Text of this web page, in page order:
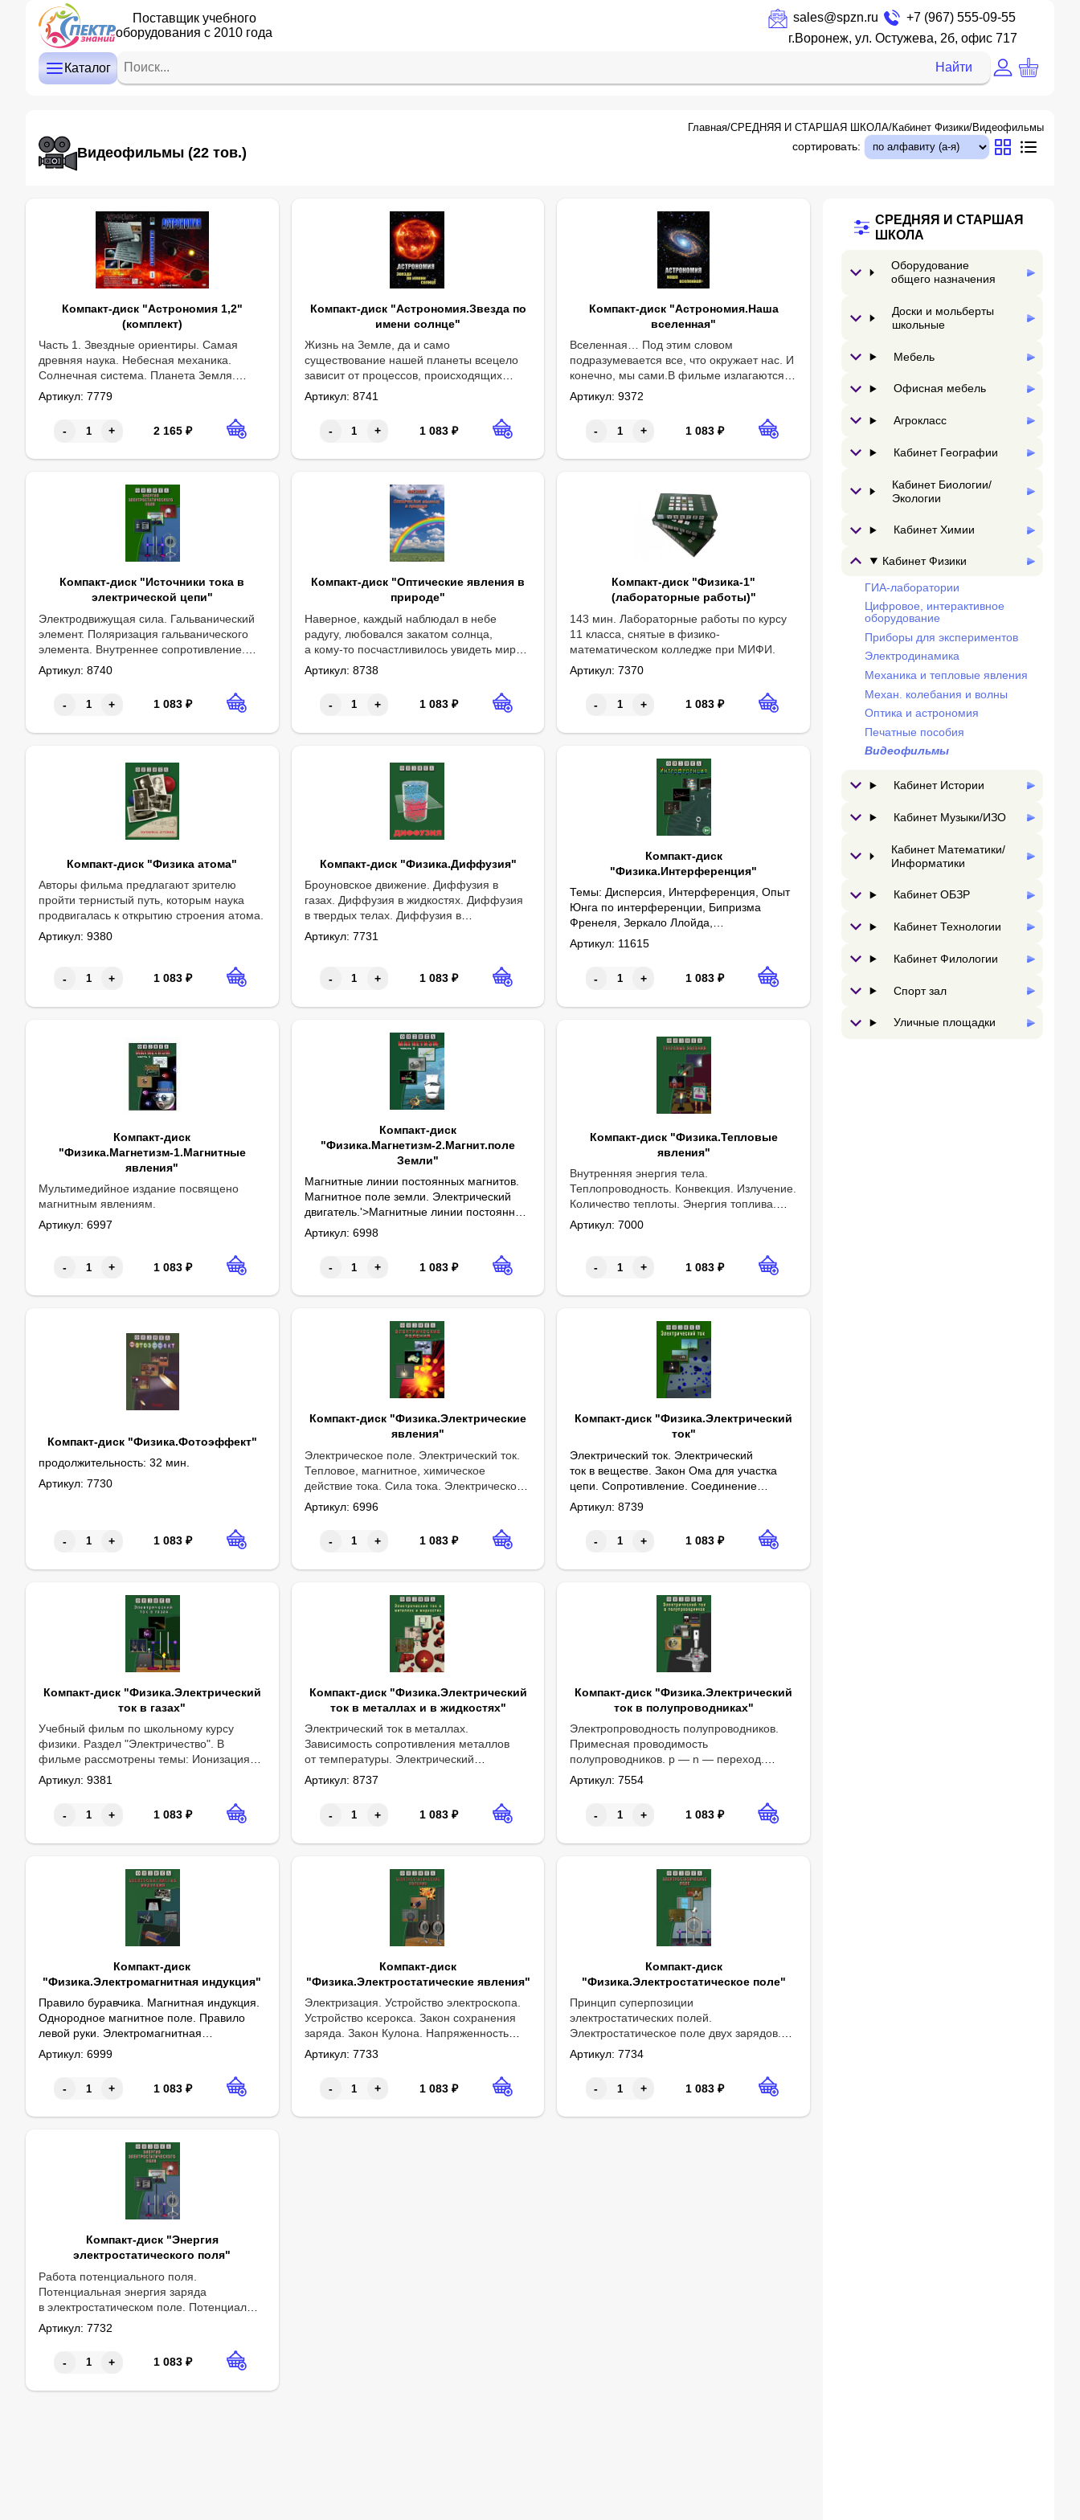
Поставщик учебного
оборудования с 2010 года
sales@spzn.ru
+7 (967) 555-09-55
г.Воронеж, ул. Остужева, 2б, офис 717
Каталог
ДЕТСКИЙ САД
НАЧАЛЬНАЯ ШКОЛА
КАБИНЕТ ЛОГОПЕДА/ПСИХОЛОГА
ПРОЕКТОРЫ, ЭКРАНЫ
ОПТИКА
Найти
Главная/СРЕДНЯЯ И СТАРШАЯ ШКОЛА/Кабинет Физики/Видеофильмы
Видеофильмы (22 тов.) сортировать:
Компакт-диск "Астрономия 1,2"
(комплект)
Часть 1. Звездные ориентиры. Самая
древняя наука. Небесная механика.
Солнечная система. Планета Земля.
Луна. Утренняя звезда.
Продолжительность: 73 мин.
Часть 2. Красная планета. Внешние планеты. Малые тела. Свет Солнца. Жизнь и смерть звезды. Наша галактика. Наблюдаемая вселенная. Расширяющаяся вселенная. Продолжительность: 90
Артикул:7779
- + 2 165 ₽
Компакт-диск "Астрономия.Звезда по
имени солнце"
Жизнь на Земле, да и само
существование нашей планеты всецело
зависит от процессов, происходящих
на Солнце. Фильм расскажет о рождении
и детстве нашей Звезды, о том,
закончить свой путь.
Артикул: 8741
- + 1 083₽
Компакт-диск "Астрономия.Наша
вселенная"
Вселенная… Под этим словом
подразумевается все, что окружает нас. И
конечно, мы сами.В фильме излагаются
современные представления о том, как
родилась наша Вселенная, наша
Галактика, наша Солнечная система.
продолжительность: 27 мин.
Артикул:9372
- + 1 083₽
Компакт-диск "Источники тока в
электрической цепи"
Электродвижущая сила. Гальванический
элемент. Поляризация гальванического
элемента. Внутреннее сопротивление.
Закон Ома для замкнутой цепи.
Соединения источников тока.
Артикул:8740
- + 1 083 ₽
Компакт-диск "Оптические явления в
природе"
Наверное, каждый наблюдал в небе
радугу, любовался закатом солнца,
а кому-то посчастливилось увидеть мираж
и даже полярное сияние. Но мало
кто знает, какова природа этих
явлений, почему и когда они возникает.
Артикул: 8738
- + 1 083₽
Компакт-диск "Физика-1"
(лабораторные работы)"
143 мин. Лабораторные работы по курсу
11 класса, снятые в физико-
математическом колледже при МИФИ.
Артикул:7370
- + 1 083₽
Компакт-диск "Физика атома"
Авторы фильма предлагают зрителю
пройти тернистый путь, которым наука
продвигалась к открытию строения атома.
Вы узнаете о теоретических и экспериментальных поисках и находках, которые привели к революции в представлениях о строении атома.
Артикул:9380
- + 1 083 ₽
Компакт-диск "Физика.Диффузия"
Броуновское движение. Диффузия в
газах. Диффузия в жидкостях. Диффузия
в твердых телах. Диффузия в
окружающем мире. Продолжительность:
25 мин.
Артикул: 7731
- + 1 083₽
Компакт-диск
"Физика.Интерференция"
Темы: Дисперсия, Интерференция, Опыт
Юнга по интерференции, Бипризма
Френеля, Зеркало Ллойда,
Интерференция в тонких пленках, Кольца
Ньютона. Продолжительность: 25 минут.
Артикул: 11615
- + 1 083₽
Компакт-диск
"Физика.Магнетизм-1.Магнитные
явления"
Мультимедийное издание посвящено
магнитным явлениям.
Артикул:6997
- + 1 083 ₽
Компакт-диск
"Физика.Магнетизм-2.Магнит.поле
Земли"
Магнитные линии постоянных магнитов.
Магнитное поле земли. Электрический
двигатель.'>Магнитные линии постоянных
магнитов. Магнитное поле земли.
Электрический двигатель. Формат MP4
Артикул: 6998
- + 1 083₽
Компакт-диск "Физика.Тепловые
явления"
Внутренняя энергия тела.
Теплопроводность. Конвекция. Излучение.
Количество теплоты. Энергия топлива.
Закон сохранения энергии. Агрегатные
состояния вещества. Парообразование.
вещества.
Артикул:7000
- + 1 083₽
Компакт-диск "Физика.Фотоэффект"
продолжительность: 32 мин.
Артикул:7730
- + 1 083 ₽
Компакт-диск "Физика.Электрические
явления"
Электрическое поле. Электрический ток.
Тепловое, магнитное, химическое
действие тока. Сила тока. Электрическое
напряжение. Электрическое
сопротивление. Закон Ома.
соединение проводников. Работа
Артикул: 6996
- + 1 083₽
Компакт-диск "Физика.Электрический
ток"
Электрический ток. Электрический
ток в веществе. Закон Ома для участка
цепи. Сопротивление. Соединение
проводников. Работа электрического тока.
Мощность электрического тока.
Артикул:8739
- + 1 083₽
Компакт-диск "Физика.Электрический
ток в газах"
Учебный фильм по школьному курсу
физики. Раздел "Электричество". В
фильме рассмотрены темы: Ионизация
газов. Несамостоятельный разряд.
Ионизация электронным ударом.
Возникновение тлеющего разряда.(34
газов. Несамостоятельный разряд.
Ионизация электронным ударом.
Электрофильтр. Магический шар.
Возникновение тлеющего разряда.(34
Артикул:9381
- + 1 083 ₽
Компакт-диск "Физика.Электрический
ток в металлах и в жидкостях"
Электрический ток в металлах.
Зависимость сопротивления металлов
от температуры. Электрический
ток в жидкостях. Электролиз. Закон
Фарадея. Постоянная Фарадея
Артикул: 8737
- + 1 083₽
Компакт-диск "Физика.Электрический
ток в полупроводниках"
Электропроводность полупроводников.
Примесная проводимость
полупроводников. p — n — переход.
Полупроводниковый диод. Диод в цепи
переменного тока. Транзистор.
Артикул:7554
- + 1 083₽
Компакт-диск
"Физика.Электромагнитная индукция"
Правило буравчика. Магнитная индукция.
Однородное магнитное поле. Правило
левой руки. Электромагнитная
индукция.35 мин.
Артикул:6999
- + 1 083 ₽
Компакт-диск
"Физика.Электростатические явления"
Электризация. Устройство электроскопа.
Устройство ксерокса. Закон сохранения
заряда. Закон Кулона. Напряженность
электростатического поля. Линии
напряженности электростатического поля.
Артикул: 7733
- + 1 083₽
Компакт-диск
"Физика.Электростатическое поле"
Принцип суперпозиции
электростатических полей.
Электростатическое поле двух зарядов.
Однородное электростатическое поле.
Проводники в электростатическом поле.
Электростатическое поле заряженного
шара. Диэлектрики в электростатическом
Артикул:7734
- + 1 083₽
Компакт-диск "Энергия
электростатического поля"
Работа потенциального поля.
Потенциальная энергия заряда
в электростатическом поле. Потенциал
электростатического поля. Разность
потенциалов. Эквипотенциальные
уединенного проводника. Электроемкость
Артикул:7732
- + 1 083 ₽
СРЕДНЯЯ И СТАРШАЯ
ШКОЛА
Оборудование
общего назначения
Доски и мольберты
школьные
Мебель
Офисная мебель
Агрокласс
Кабинет Географии
Кабинет Биологии/
Экологии
Кабинет Химии
Кабинет Физики
ГИА-лаборатории
Цифровое, интерактивное
оборудование
Приборы для экспериментов
Электродинамика
Механика и тепловые явления
Механ. колебания и волны
Оптика и астрономия
Печатные пособия
Видеофильмы
Кабинет Истории
Кабинет Музыки/ИЗО
Кабинет Математики/
Информатики
Кабинет ОБЗР
Кабинет Технологии
Кабинет Филологии
Спорт зал
Уличные площадки